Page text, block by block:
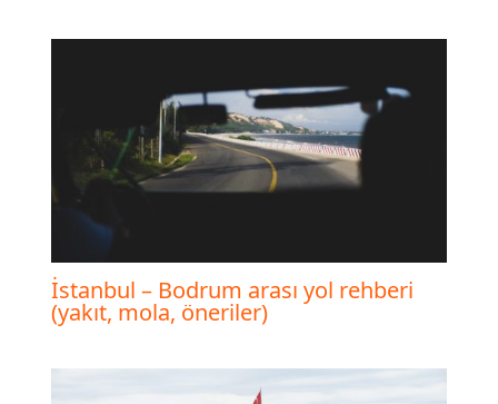
İstanbul – Bodrum arası yol rehberi
(yakıt, mola, öneriler)